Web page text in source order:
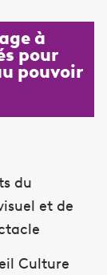
à
pour
pouvoir
du
et de
Culture